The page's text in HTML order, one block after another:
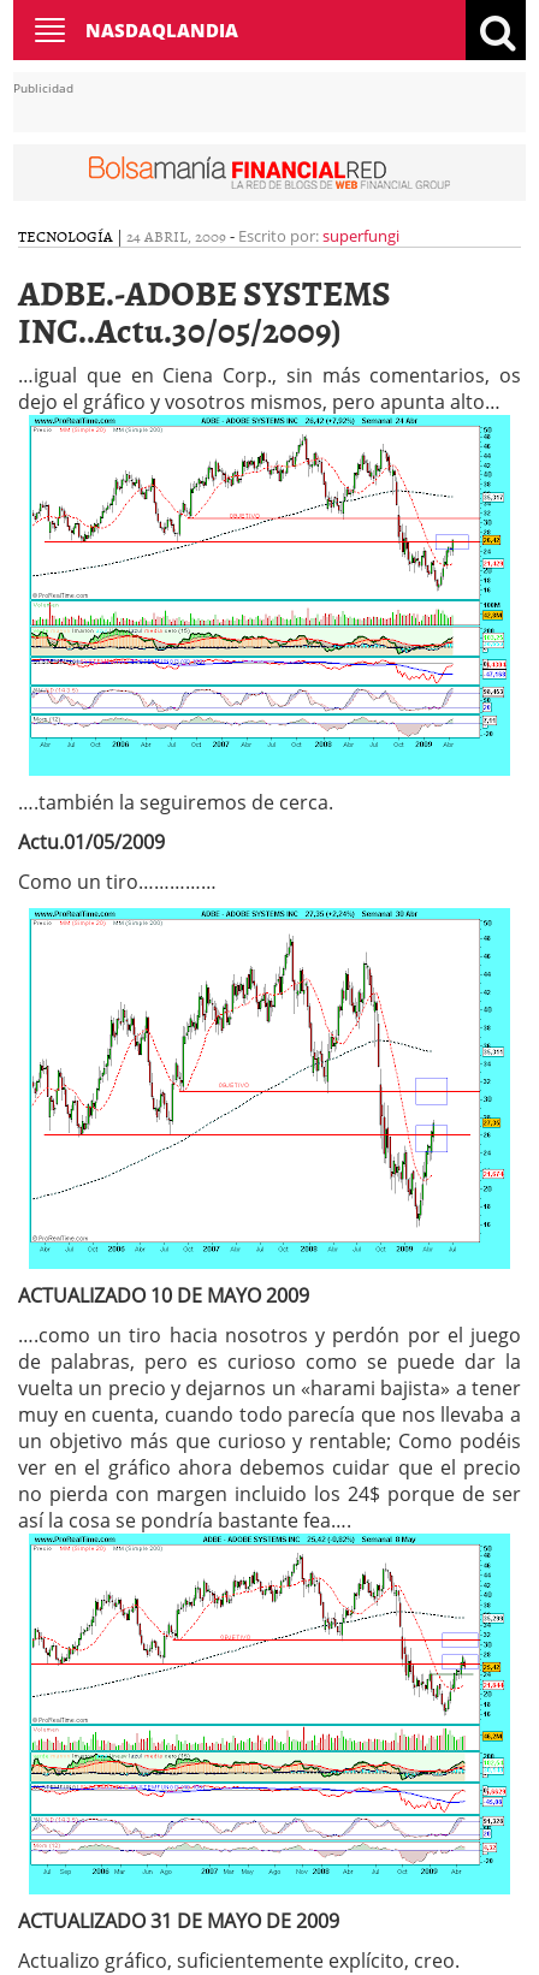
Toggle
navigation
NASDAQLANDIA
Publicidad
TECNOLOGÍA | 24 ABRIL, 2009- Escrito por:superfungi
ADBE.-ADOBE SYSTEMS
INC..Actu.30/05/2009)
…igual que en Ciena Corp., sin más comentarios, os
dejo el gráfico y vosotros mismos, pero apunta alto…
….también la seguiremos de cerca.
Actu.01/05/2009
Como un tiro……………
ACTUALIZADO 10 DE MAYO 2009
….como un tiro hacia nosotros y perdón por el juego
de palabras, pero es curioso como se puede dar la
vuelta un precio y dejarnos un «harami bajista» a tener
muy en cuenta, cuando todo parecía que nos llevaba a
un objetivo más que curioso y rentable; Como podéis
ver en el gráfico ahora debemos cuidar que el precio
no pierda con margen incluido los 24$ porque de ser
así la cosa se pondría bastante fea….
ACTUALIZADO 31 DE MAYO DE 2009
Actualizo gráfico, suficientemente explícito, creo.